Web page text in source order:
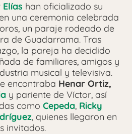
han oficializado su
una ceremonia celebrada
un paraje rodeado de
de Guadarrama. Tras
la pareja ha decidido
de familiares, amigos y
musical y televisiva.
encontraba Henar Ortiz,
y pariente de Víctor, así
como Cepeda, Ricky
, quienes llegaron en
invitados.